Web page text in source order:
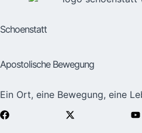
Schoenstatt
Apostolische Bewegung
Ein Ort, eine Bewegung, eine